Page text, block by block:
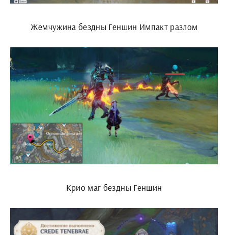
Жемчужина бездны Геншин Импакт разлом
Крио маг бездны Геншин